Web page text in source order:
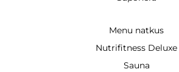
Menu natkus
Nutrifitness Deluxe
Sauna